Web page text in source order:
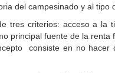
del campesinado y al
tres criterios: acceso a
principal fuente de la
consiste en no hacer